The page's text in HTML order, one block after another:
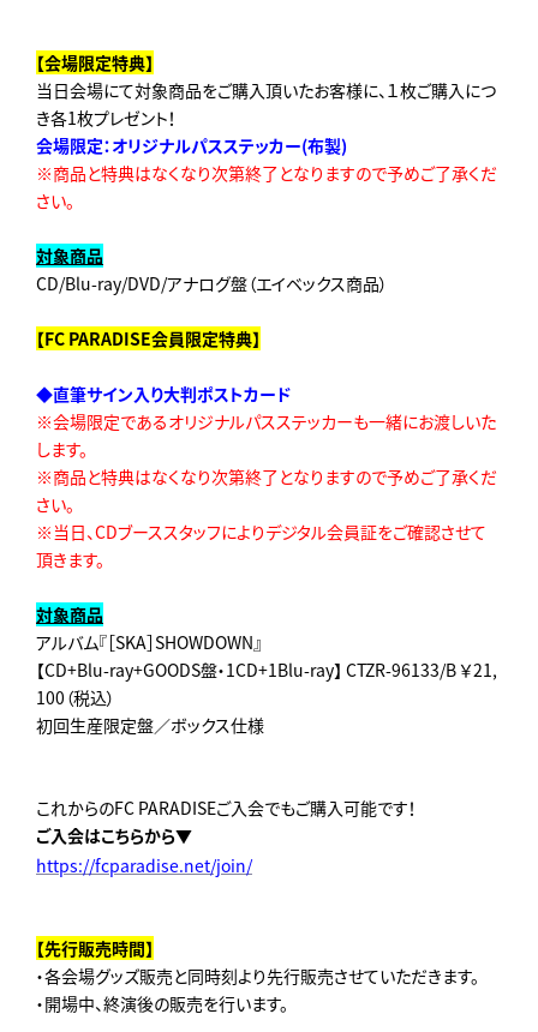
【会場限定特典】
当日会場にて対象商品をご購入頂いたお客様に、１枚ご購入につ
き各1枚プレゼント！
会場限定：オリジナルパスステッカー(布製)
※商品と特典はなくなり次第終了となりますので予めご了承くだ
さい。
対象商品
CD/Blu-ray/DVD/アナログ盤（エイベックス商品）
【FC PARADISE会員限定特典】
◆直筆サイン入り大判ポストカード
※会場限定であるオリジナルパスステッカーも一緒にお渡しいた
します。
※商品と特典はなくなり次第終了となりますので予めご了承くだ
さい。
※当日、CDブーススタッフによりデジタル会員証をご確認させて
頂きます。
対象商品
アルバム『［SKA］SHOWDOWN』
【CD+Blu-ray+GOODS盤・1CD+1Blu-ray】 CTZR-96133/B ￥21,
100（税込）
初回生産限定盤／ボックス仕様
これからのFC PARADISEご入会でもご購入可能です！
ご入会はこちらから▼
https://fcparadise.net/join/
【先行販売時間】
・各会場グッズ販売と同時刻より先行販売させていただきます。
・開場中、終演後の販売を行います。